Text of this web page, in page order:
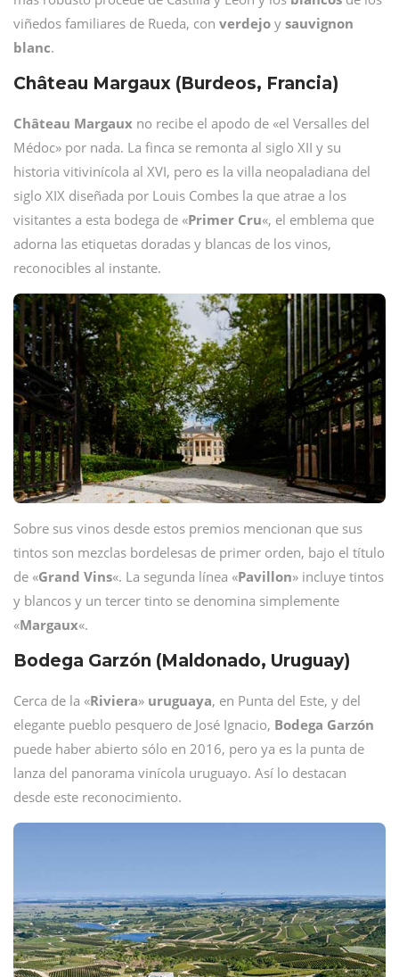
viñedos familiares de Rueda, con verdejo y sauvignon
blanc.
Château Margaux (Burdeos, Francia)
Château Margaux no recibe el apodo de «el Versalles del
Médoc» por nada. La finca se remonta al siglo XII y su
historia vitivinícola al XVI, pero es la villa neopaladiana del
siglo XIX diseñada por Louis Combes la que atrae a los
visitantes a esta bodega de «Primer Cru«, el emblema que
adorna las etiquetas doradas y blancas de los vinos,
reconocibles al instante.
Sobre sus vinos desde estos premios mencionan que sus
tintos son mezclas bordelesas de primer orden, bajo el título
de «Grand Vins«. La segunda línea «Pavillon» incluye tintos
y blancos y un tercer tinto se denomina simplemente
«Margaux«.
Bodega Garzón (Maldonado, Uruguay)
Cerca de la «Riviera» uruguaya, en Punta del Este, y del
elegante pueblo pesquero de José Ignacio, Bodega Garzón
puede haber abierto sólo en 2016, pero ya es la punta de
lanza del panorama vinícola uruguayo. Así lo destacan
desde este reconocimiento.